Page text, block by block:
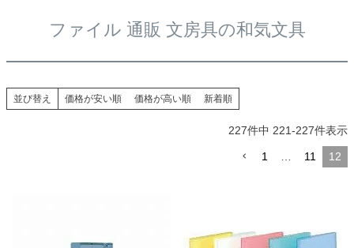
ファイル 通販 文房具の和気文具
並び替え 価格が安い順 価格が高い順 新着順
227件中 221-227件表示
1 … 11 12